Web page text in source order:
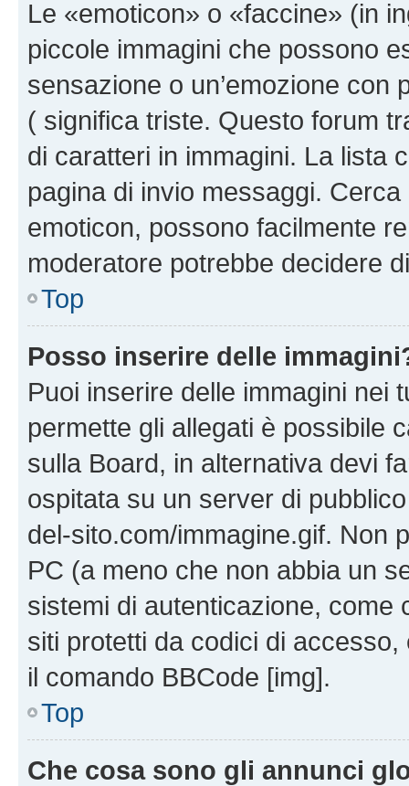
Le «emoticon» o «faccine» (in
piccole immagini che possono
sensazione o un’emozione
( significa triste. Questo forum
di caratteri in immagini. La lista
pagina di invio messaggi.
emoticon, possono facilmente
moderatore potrebbe decidere
Top
Posso inserire delle
Puoi inserire delle immagini nei
permette gli allegati è possibile
sulla Board, in alternativa devi
ospitata su un server di
del-sito.com/immagine.gif. Non
PC (a meno che non abbia un
sistemi di autenticazione, come
siti protetti da codici di
il comando BBCode [img].
Top
Che cosa sono gli annunci